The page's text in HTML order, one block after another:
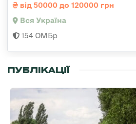
від 50000 до 120000 грн
Вся Україна
154 ОМБр
ПУБЛІКАЦІЇ